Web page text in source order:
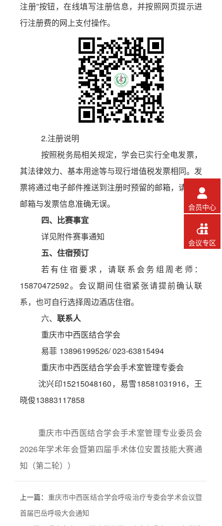
注册”按钮，在线填写注册信息，并按照网页提示进
行注册费的网上支付操作。
2.注册说明
按照税务局相关规定，学会已实行全电发票，
其法律效力、基本用途等与现行增值税发票相同。发
票将通过电子邮件推送到注册时预留的邮箱，请确保
邮箱与发票信息准确无误。
四、比赛事宜
详见附件赛事通知
五、住宿预订
若有住宿要求，请联系会务组 周老师：
15870472592。 会议期间住宿紧张请提前确认联
系，也可自行选择周边酒店住宿。
六、 联系人
重庆市中西医结合学会
易菲 13896199526/ 023-63815494
重庆市中西医结合学会手术室管理专委会
沈兴印15215048160，易雪18581031916，王
晓俊13883117858
重庆市中西医结合学会手术室管理专业委员会
2026年学术年会暨第四届手术体位安置技能大赛通
知（第二轮））
上一篇： 重庆市中西医结合学会呼吸治疗专委会学术会议暨
首届巴岳呼吸大会通知

会员中心

会议专区